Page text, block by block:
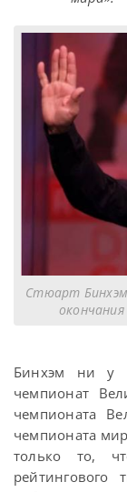
Стюарт Бинхэм
Бинхэм ни у
чемпионат
чемпионата
чемпионата
только то,
рейтингового